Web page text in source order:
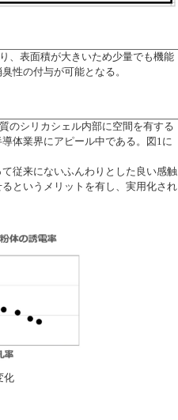
、表面積が大きいため少量でも機能
性の付与が可能となる。
のシリカシェル内部に空間を有する
体業界にアピール中である。図1に
従来にないふんわりとした良い感触
というメリットを有し、実用化され
化